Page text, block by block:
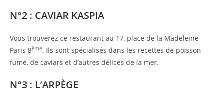
N°2 : CAVIAR KASPIA
Vous trouverez ce restaurant au 17, place de la Madeleine –
Paris 8ème. Ils sont spécialisés dans les recettes de poisson
fumé, de caviars et d’autres délices de la mer.
N°3 : L’ARPÈGE